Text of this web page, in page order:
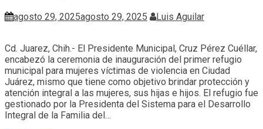
agosto 29, 2025agosto 29, 2025 Luis Aguilar
Cd. Juarez, Chih.- El Presidente Municipal, Cruz Pérez Cuéllar,
encabezó la ceremonia de inauguración del primer refugio
municipal para mujeres víctimas de violencia en Ciudad
Juárez, mismo que tiene como objetivo brindar protección y
atención integral a las mujeres, sus hijas e hijos. El refugio fue
gestionado por la Presidenta del Sistema para el Desarrollo
Integral de la Familia del…